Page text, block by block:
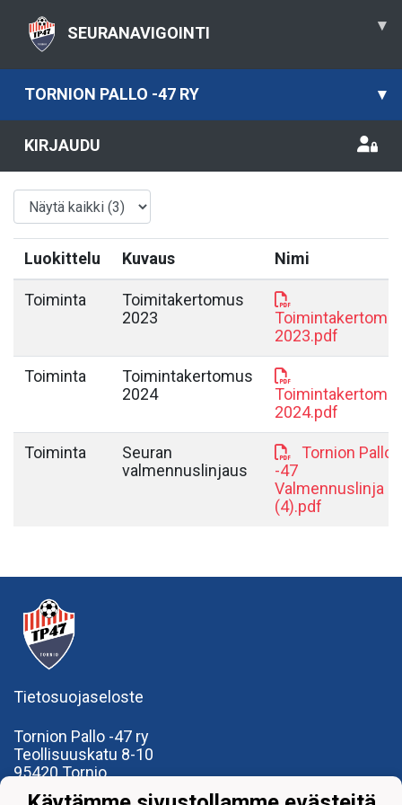
SEURANAVIGOINTI ▾
TORNION PALLO -47 RY ▾
KIRJAUDU
Luokittelu Kuvaus Nimi
Toiminta
Toimitakertomus
2023
2023.pdf
Toiminta
Toimintakertomus
2024
2024.pdf
Toiminta
Seuran
valmennuslinjaus
Tornion Pallo
-47
Valmennuslinja
(4).pdf
Tietosuojaseloste
Tornion Pallo -47 ry
Teollisuuskatu 8-10
95420 Tornio
+358 40591 9275